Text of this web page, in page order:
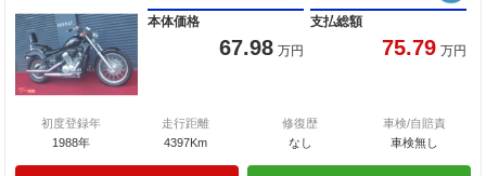
本体価格
67.98 万円
支払総額
75.79 万円
初度登録年
1988年
走行距離
4397Km
修復歴
なし
車検/自賠責
車検無し